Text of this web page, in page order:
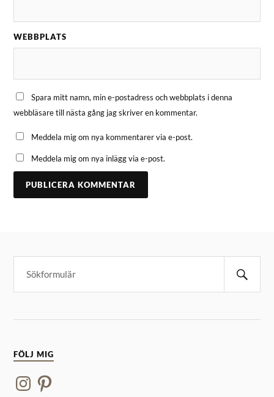
WEBBPLATS
Spara mitt namn, min e-postadress och webbplats i denna
webbläsare till nästa gång jag skriver en kommentar.
Meddela mig om nya kommentarer via e-post.
Meddela mig om nya inlägg via e-post.
FÖLJ MIG